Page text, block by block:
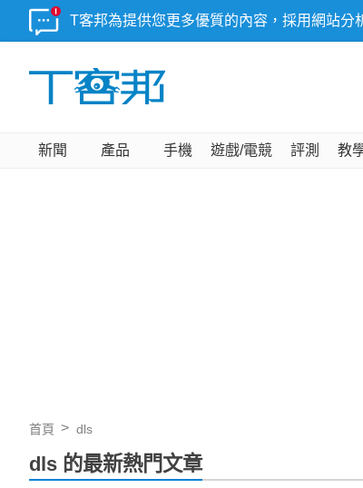
T客邦為提供您更多優質的內容，採用網站
新聞 產品 手機 遊戲/電競 評測 教
首頁 dls
dls 的最新熱門文章